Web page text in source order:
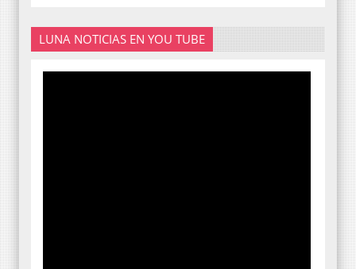
LUNA NOTICIAS EN YOU TUBE